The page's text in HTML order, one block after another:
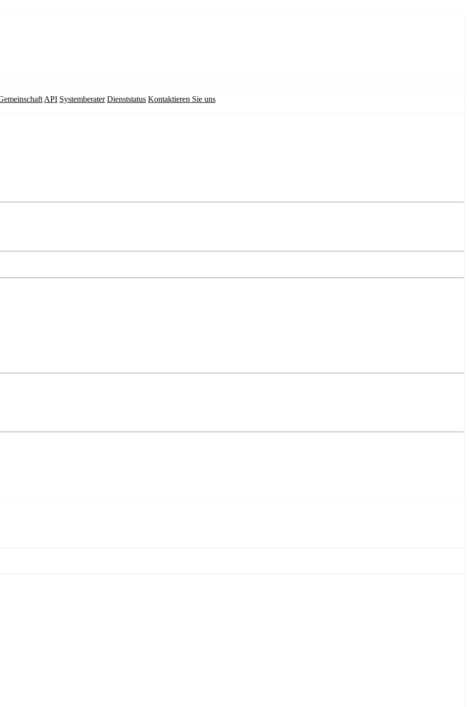
API Systemberater Dienststatus Kontaktieren Sie uns